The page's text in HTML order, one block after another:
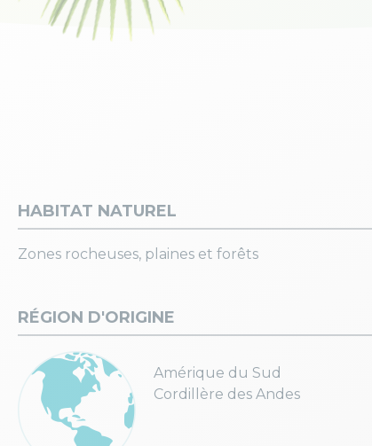
HABITAT NATUREL
Zones rocheuses, plaines et forêts
RÉGION D'ORIGINE
Amérique du Sud
Cordillère des Andes